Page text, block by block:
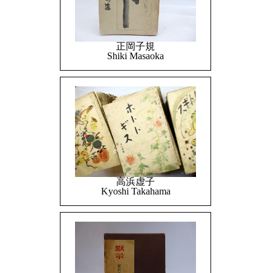
正岡子規
Shiki Masaoka
高浜虚子
Kyoshi Takahama